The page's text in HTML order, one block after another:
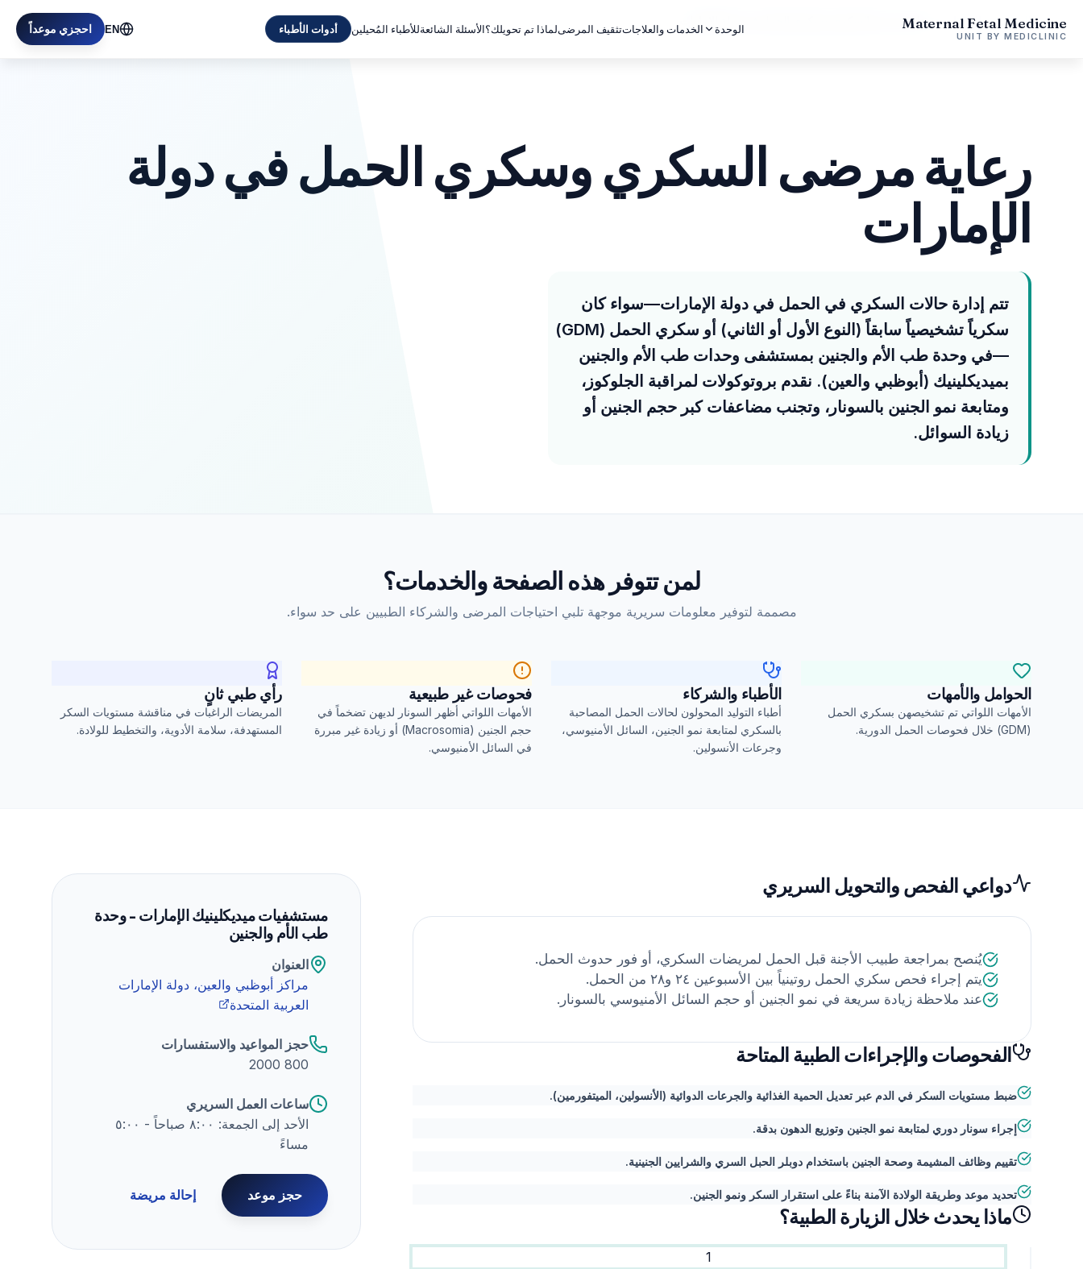
Maternal Fetal Medicine
UNIT BY MEDICLINIC
الوحدة الخدمات والعلاجاتتثقيف المرضىلماذا تم تحويلك؟الأسئلة الشائعةللأطباء المُحيلين أدوات الأطباء EN احجزي موعداً
الرئيسية الإمارات رعاية مرضى السكري وسكري الحمل في دولة الإمارات
رعاية مرضى السكري وسكري الحمل في دولة
الإمارات
تتم إدارة حالات السكري في الحمل في دولة الإمارات—سواء كان
سكرياً تشخيصياً سابقاً (النوع الأول أو الثاني) أو سكري الحمل (GDM)
—في وحدة طب الأم والجنين بمستشفى وحدات طب الأم والجنين
بميديكلينيك (أبوظبي والعين). نقدم بروتوكولات لمراقبة الجلوكوز،
ومتابعة نمو الجنين بالسونار، وتجنب مضاعفات كبر حجم الجنين أو
زيادة السوائل.
لمن تتوفر هذه الصفحة والخدمات؟
مصممة لتوفير معلومات سريرية موجهة تلبي احتياجات المرضى والشركاء الطبيين على حد سواء.
الحوامل والأمهات
الأمهات اللواتي تم تشخيصهن بسكري الحمل
(GDM) خلال فحوصات الحمل الدورية.
الأطباء والشركاء
أطباء التوليد المحولون لحالات الحمل المصاحبة
بالسكري لمتابعة نمو الجنين، السائل الأمنيوسي،
وجرعات الأنسولين.
فحوصات غير طبيعية
الأمهات اللواتي أظهر السونار لديهن تضخماً في
حجم الجنين (Macrosomia) أو زيادة غير مبررة
في السائل الأمنيوسي.
رأي طبي ثانٍ
المريضات الراغبات في مناقشة مستويات السكر
المستهدفة، سلامة الأدوية، والتخطيط للولادة.
دواعي الفحص والتحويل السريري
يُنصح بمراجعة طبيب الأجنة قبل الحمل لمريضات السكري، أو فور حدوث الحمل.
يتم إجراء فحص سكري الحمل روتينياً بين الأسبوعين ٢٤ و٢٨ من الحمل.
عند ملاحظة زيادة سريعة في نمو الجنين أو حجم السائل الأمنيوسي بالسونار.
الفحوصات والإجراءات الطبية المتاحة
ضبط مستويات السكر في الدم عبر تعديل الحمية الغذائية والجرعات الدوائية (الأنسولين، الميتفورمين).
إجراء سونار دوري لمتابعة نمو الجنين وتوزيع الدهون بدقة.
تقييم وظائف المشيمة وصحة الجنين باستخدام دوبلر الحبل السري والشرايين الجنينية.
تحديد موعد وطريقة الولادة الآمنة بناءً على استقرار السكر ونمو الجنين.
ماذا يحدث خلال الزيارة الطبية؟
1
مستشفيات ميديكلينيك الإمارات - وحدة
طب الأم والجنين
العنوان
مراكز أبوظبي والعين، دولة الإمارات
العربية المتحدة
حجز المواعيد والاستفسارات
800 2000
ساعات العمل السريري
الأحد إلى الجمعة: ٨:٠٠ صباحاً - ٥:٠٠
مساءً
حجز موعد إحالة مريضة